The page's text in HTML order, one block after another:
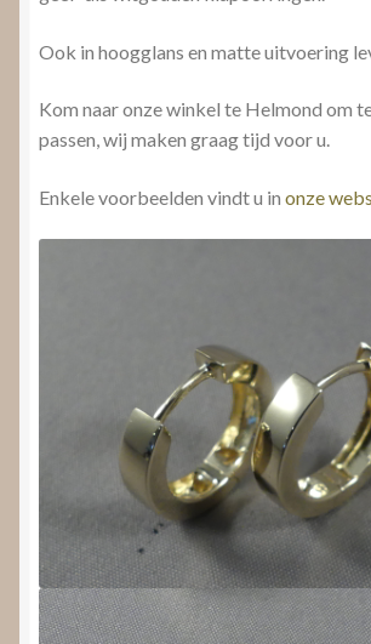
Ook in hoogglans en matte uitvoering
Kom naar onze winkel te Helmond om
passen, wij maken graag tijd voor u.
Enkele voorbeelden vindt u in onze